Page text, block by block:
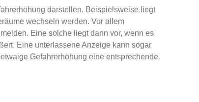
darstellen. Beispielsweise liegt
wechseln werden. Vor allem
Eine solche liegt dann vor, wenn es
Eine unterlassene Anzeige kann sogar
Gefahrerhöhung eine entsprechende